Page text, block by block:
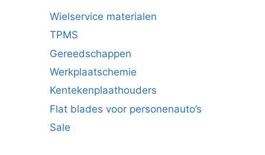
Wielservice materialen
TPMS
Gereedschappen
Werkplaatschemie
Kentekenplaathouders
Flat blades voor personenauto’s
Sale